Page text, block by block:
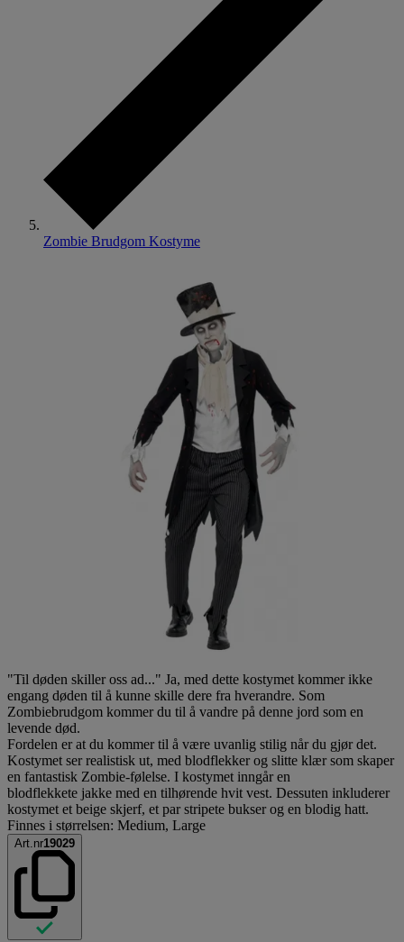
Zombie Brudgom Kostyme
"Til døden skiller oss ad..." Ja, med dette kostymet kommer ikke
engang døden til å kunne skille dere fra hverandre. Som
Zombiebrudgom kommer du til å vandre på denne jord som en
levende død.
Fordelen er at du kommer til å være uvanlig stilig når du gjør det.
Kostymet ser realistisk ut, med blodflekker og slitte klær som skaper
en fantastisk Zombie-følelse. I kostymet inngår en
blodflekkete jakke med en tilhørende hvit vest. Dessuten inkluderer
kostymet et beige skjerf, et par stripete bukser og en blodig hatt.
Finnes i størrelsen: Medium, Large
Art.nr19029